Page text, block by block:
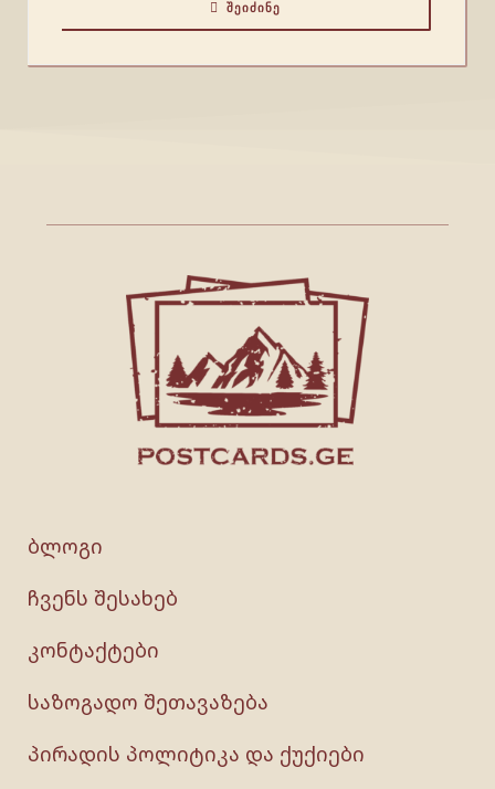
ᲨᲔᲘᲫᲘᲜᲔ
ბლოგი
ჩვენს შესახებ
კონტაქტები
საზოგადო შეთავაზება
პირადის პოლიტიკა და ქუქიები